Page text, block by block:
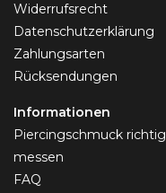
Widerrufsrecht
Datenschutzerklärung
Zahlungsarten
Rücksendungen
Informationen
Piercingschmuck richtig
messen
FAQ